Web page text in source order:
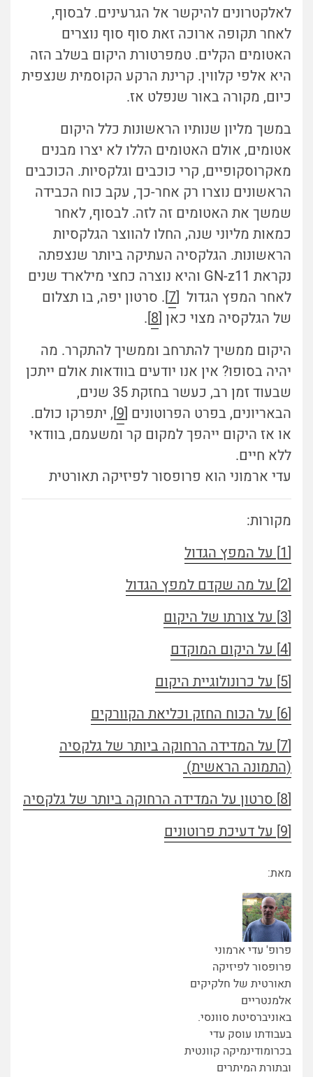
לאלקטרונים להיקשר אל הגרעינים. לבסוף,
לאחר תקופה ארוכה זאת סוף סוף נוצרים
האטומים הקלים. טמפרטורת היקום בשלב הזה
היא אלפי קלווין. קרינת הרקע הקוסמית שנצפית
כיום, מקורה באור שנפלט אז.
במשך מליון שנותיו הראשונות כלל היקום
אטומים, אולם האטומים הללו לא יצרו מבנים
מאקרוסקופיים, קרי כוכבים וגלקסיות. הכוכבים
הראשונים נוצרו רק אחר-כך, עקב כוח הכבידה
שמשך את האטומים זה לזה. לבסוף, לאחר
כמאות מליוני שנה, החלו להווצר הגלקסיות
הראשונות. הגלקסיה העתיקה ביותר שנצפתה
נקראת GN-z11 והיא נוצרה כחצי מילארד שנים
לאחר המפץ הגדול [7]. סרטון יפה, בו תצלום
של הגלקסיה מצוי כאן [8
].
היקום ממשיך להתרחב וממשיך להתקרר. מה
יהיה בסופו? אין אנו יודעים בוודאות אולם ייתכן
שבעוד זמן רב, כעשר בחזקת 35 שנים,
הבאריונים, בפרט הפרוטונים [9], יתפרקו כולם.
או אז היקום ייהפך למקום קר ומשעמם, בוודאי
ללא חיים.
עדי ארמוני הוא פרופסור לפיזיקה תאורטית
מקורות:
[1]
על המפץ הגדול
[2] על מה שקדם למפץ הגדול
[3] על צורתו של היקום
[4] על היקום המוקדם
[5] על כרונולוגיית היקום
[6] על הכוח החזק וכליאת הקוורקים
[7] על המדידה הרחוקה ביותר של גלקסיה
(התמונה הראשית)
[8] סרטון על המדידה הרחוקה ביותר של גלקסיה
[9] על דעיכת פרוטונים
מאת:
פרופ' עדי ארמוני
פרופסור לפיזיקה
תאורטית של חלקיקים
אלמנטריים
באוניברסיטת סוונסי.
בעבודתו עוסק עדי
בכרומודינמיקה קוונטית
ובתורת המיתרים